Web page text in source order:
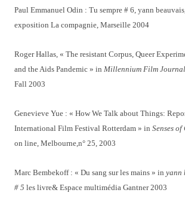
Paul Emmanuel Odin : Tu sempre # 6, yann
exposition La compagnie, Marseille 2004
Roger Hallas, « The resistant Corpus, Queer
and the Aids Pandemic » in Millennium Film Journal
Fall 2003
Genevieve Yue : « How We Talk about Things:
International Film Festival Rotterdam » in Senses of
on line, Melbourne,n° 25, 2003
Marc Bembekoff : « Du sang sur les mains » in yann
# 5 les livre& Espace multimédia Gantner 2003